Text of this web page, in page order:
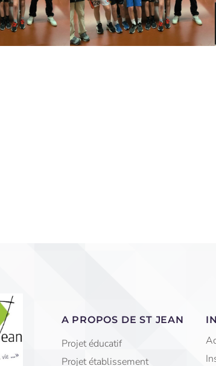
A PROPOS DE ST JEAN
Projet éducatif
Projet établissement